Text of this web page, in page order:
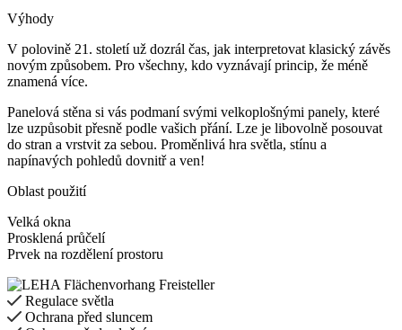
Výhody
V polovině 21. století už dozrál čas, jak interpretovat klasický závěs
novým způsobem. Pro všechny, kdo vyznávají princip, že méně
znamená více.
Panelová stěna si vás podmaní svými velkoplošnými panely, které
lze uzpůsobit přesně podle vašich přání. Lze je libovolně posouvat
do stran a vrstvit za sebou. Proměnlivá hra světla, stínu a
napínavých pohledů dovnitř a ven!
Oblast použití
Velká okna
Prosklená průčelí
Prvek na rozdělení prostoru
Regulace světla
Ochrana před sluncem